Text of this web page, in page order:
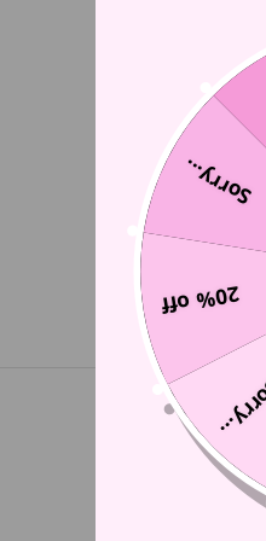
20% off
Sorry...